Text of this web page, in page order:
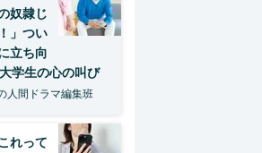
奴隷じ
」つい
立ち向
学生の心の叫び
人間ドラマ編集班
れって